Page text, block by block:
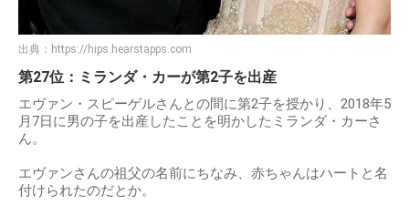
出典： https://hips.hearstapps.com
第27位：ミランダ・カーが第2子を出産
エヴァン・スピーゲルさんとの間に第2子を授かり、2018年5
月7日に男の子を出産したことを明かしたミランダ・カーさ
ん。
エヴァンさんの祖父の名前にちなみ、赤ちゃんはハートと名
付けられたのだとか。